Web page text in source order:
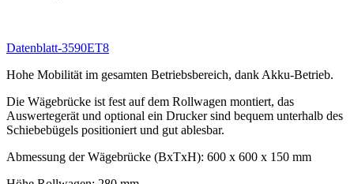
Datenblatt-3590ET8
Hohe Mobilität im gesamten Betriebsbereich, dank Akku-Betrieb.
Die Wägebrücke ist fest auf dem Rollwagen montiert, das
Auswertegerät und optional ein Drucker sind bequem unterhalb des
Schiebebügels positioniert und gut ablesbar.
Abmessung der Wägebrücke (BxTxH): 600 x 600 x 150 mm